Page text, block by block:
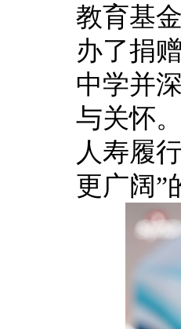
教育基
办了捐
中学并
与关怀
人寿履
更广阔”